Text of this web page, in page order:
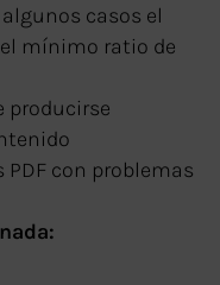
casos el
mínimo ratio de
producirse
con problemas